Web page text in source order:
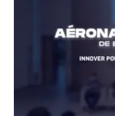
us